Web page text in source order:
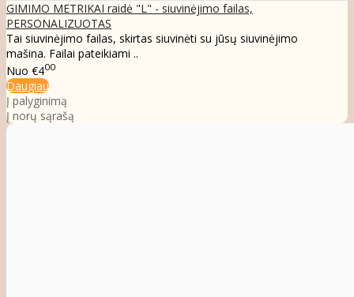
GIMIMO METRIKAI raidė "L" - siuvinėjimo failas,
PERSONALIZUOTAS
Tai siuvinėjimo failas, skirtas siuvinėti su jūsų siuvinėjimo
mašina. Failai pateikiami ..
Nuo €400
Daugiau
Į palyginimą
Į norų sąrašą